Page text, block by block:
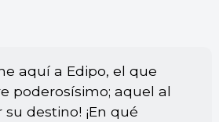
aquí a Edipo, el que
poderosísimo; aquel al
destino! ¡En qué